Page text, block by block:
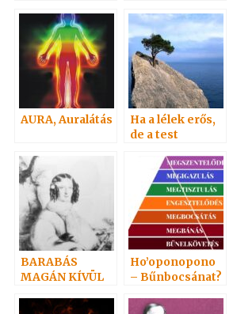
AURA, Auralátás
Ha a lélek erős,
de a test
BARABÁS
MAGÁN KÍVÜL
Ho’oponopono
– Bűnbocsánat?